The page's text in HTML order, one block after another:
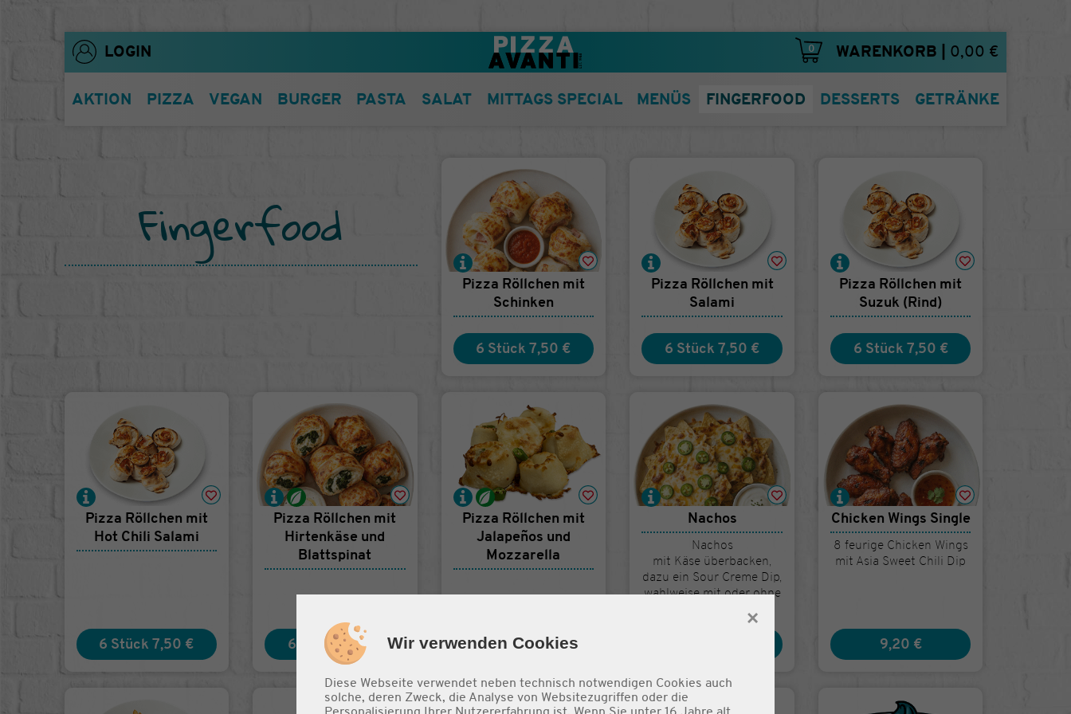
Wir verwenden Cookies
Diese Webseite verwendet neben technisch notwendigen Cookies auch
solche, deren Zweck, die Analyse von Websitezugriffen oder die
×
LOGIN 0 WARENKORB 0,00 €
AKTION PIZZA VEGAN BURGER PASTA SALAT MITTAGS SPECIAL MENÜS FINGERFOOD DESSERTS GETRÄNKE
Fingerfood
Pizza Röllchen mit
Schinken
6 Stück7,50 €
Pizza Röllchen mit
Salami
6 Stück7,50 €
Pizza Röllchen mit
Suzuk (Rind)
6 Stück 7,50 €
Pizza Röllchen mit
Hot Chili Salami
6 Stück7,50 €
Pizza Röllchen mit
Hirtenkäse und
Blattspinat
6 Stück7,50 €
Pizza Röllchen mit
Jalapeños und
Mozzarella
6 Stück7,50 €
Nachos
Nachos
mit Käse überbacken,
dazu ein Sour Creme Dip,
wahlweise mit oder ohne
Chicken Wings Single
8 feurige Chicken Wings
mit Asia Sweet Chili Dip
9,20 €